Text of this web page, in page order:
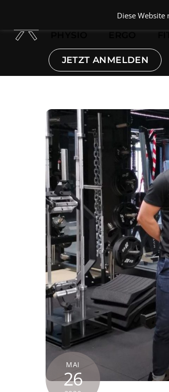
content
PHYSIO ERGO
JETZT ANMELDEN
MAI
26
Diese